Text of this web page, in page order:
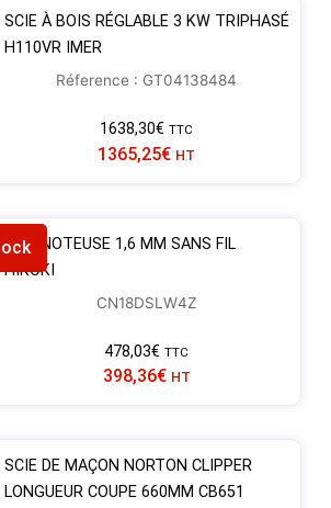
SCIE À BOIS RÉGLABLE 3 KW TRIPHASÉ
H110VR IMER
Réference : GT04138484
1638,30€ TTC
1365,25€ HT
GRIGNOTEUSE 1,6 MM SANS FIL
HIKOKI
CN18DSLW4Z
478,03€ TTC
398,36€ HT
SCIE DE MAÇON NORTON CLIPPER
LONGUEUR COUPE 660MM CB651